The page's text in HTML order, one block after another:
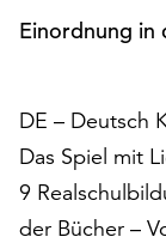
Cookies
Ihr
Einverständnis
weiterhin
ausgeführt.
Einordnung in
DE – Deutsch
Das Spiel mit
9
der Bücher –